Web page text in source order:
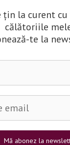
țin la curent cu
călătoriile
te la